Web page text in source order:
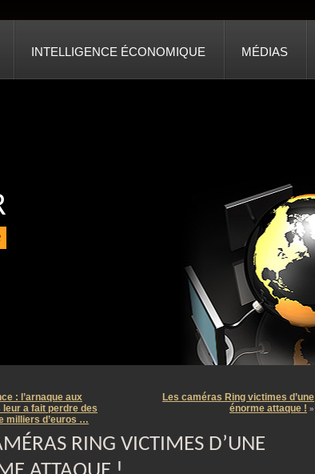
INTELLIGENCE ÉCONOMIQUE MÉDIAS
: l’arnaque aux
a fait perdre des
milliers d’euros …
Les caméras Ring victimes d’une
énorme attaque ! »
RING VICTIMES D’UNE